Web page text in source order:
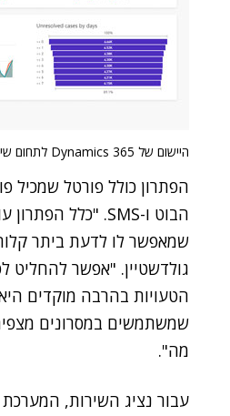
היישום של Dynamics 365 לתחום שירות הלקוחות
הפתרון כולל פורטל שמכיל
שמאפשר לו לדעת ביתר
שמשתמשים במסרונים
מה".
עבור נציג השירות,